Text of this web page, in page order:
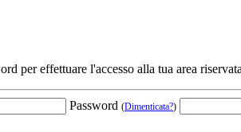
per effettuare l'accesso alla tua area
Password (Dimenticata?)